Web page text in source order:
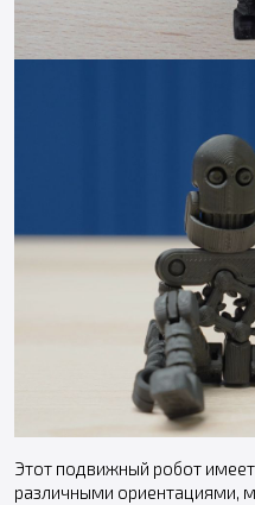
Этот подвижный робот
различными ориентациями,